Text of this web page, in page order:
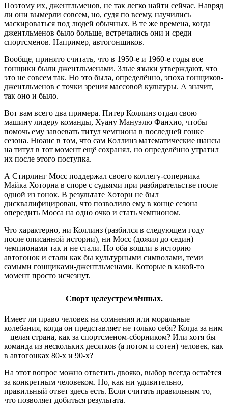
Поэтому их, джентльменов, не так легко найти сейчас. Навряд
ли они вымерли совсем, но, судя по всему, научились
маскироваться под людей обычных. В те же времена, когда
джентльменов было больше, встречались они и среди
спортсменов. Например, автогонщиков.
Вообще, принято считать, что в 1950-е и 1960-е годы все
гонщики были джентльменами. Злые языки утверждают, что
это не совсем так. Но это была, определённо, эпоха гонщиков-
джентльменов с точки зрения массовой культуры. А значит,
так оно и было.
Вот вам всего два примера. Питер Коллинз отдал свою
машину лидеру команды, Хуану Мануэлю Фанхио, чтобы
помочь ему завоевать титул чемпиона в последней гонке
сезона. Нюанс в том, что сам Коллинз математические шансы
на титул в тот момент ещё сохранял, но определённо утратил
их после этого поступка.
А Стирлинг Мосс поддержал своего коллегу-соперника
Майка Хоторна в споре с судьями при разбирательстве после
одной из гонок. В результате Хоторн не был
дисквалифицирован, что позволило ему в конце сезона
опередить Мосса на одно очко и стать чемпионом.
Что характерно, ни Коллинз (разбился в следующем году
после описанной истории), ни Мосс (дожил до седин)
чемпионами так и не стали. Но оба вошли в историю
автогонок и стали как бы культурными символами, теми
самыми гонщиками-джентльменами. Которые в какой-то
момент просто исчезнут.
Спорт целеустремлённых.
Имеет ли право человек на сомнения или моральные
колебания, когда он представляет не только себя? Когда за ним
– целая страна, как за спортсменом-сборником? Или хотя бы
команда из нескольких десятков (а потом и сотен) человек, как
в автогонках 80-х и 90-х?
На этот вопрос можно ответить двояко, выбор всегда остаётся
за конкретным человеком. Но, как ни удивительно,
правильный ответ здесь есть. Если считать правильным то,
что позволяет добиться результата.